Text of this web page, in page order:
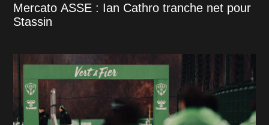
Mercato ASSE : Ian Cathro tranche net pour
Stassin